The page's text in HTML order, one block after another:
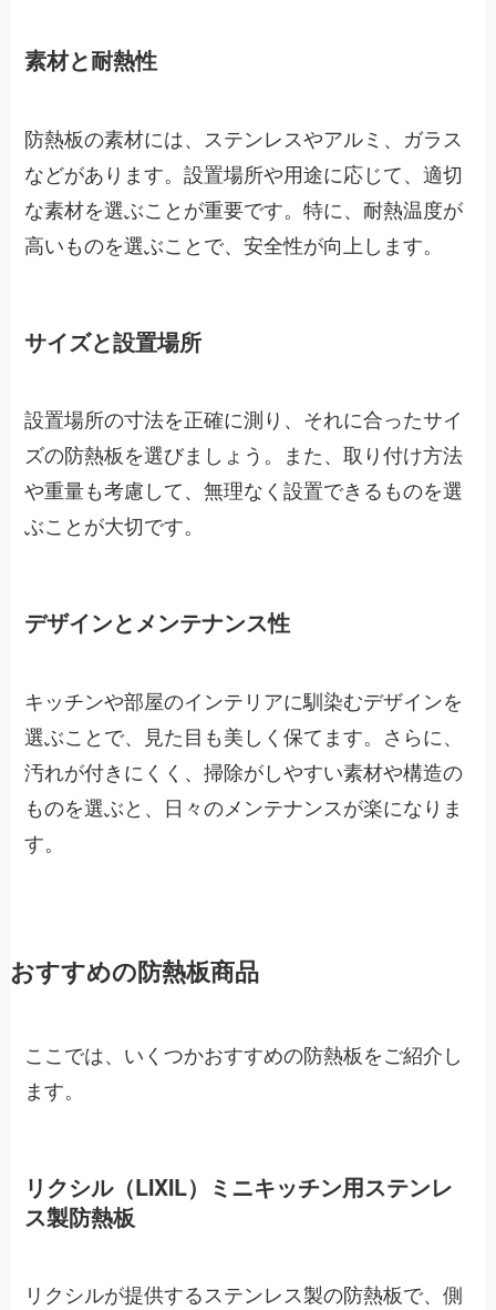
素材と耐熱性
防熱板の素材には、ステンレスやアルミ、ガラス
などがあります。設置場所や用途に応じて、適切
な素材を選ぶことが重要です。特に、耐熱温度が
高いものを選ぶことで、安全性が向上します。
サイズと設置場所
設置場所の寸法を正確に測り、それに合ったサイ
ズの防熱板を選びましょう。また、取り付け方法
や重量も考慮して、無理なく設置できるものを選
ぶことが大切です。
デザインとメンテナンス性
キッチンや部屋のインテリアに馴染むデザインを
選ぶことで、見た目も美しく保てます。さらに、
汚れが付きにくく、掃除がしやすい素材や構造の
ものを選ぶと、日々のメンテナンスが楽になりま
す。
おすすめの防熱板商品
ここでは、いくつかおすすめの防熱板をご紹介し
ます。
リクシル（LIXIL）ミニキッチン用ステンレ
ス製防熱板
リクシルが提供するステンレス製の防熱板で、側